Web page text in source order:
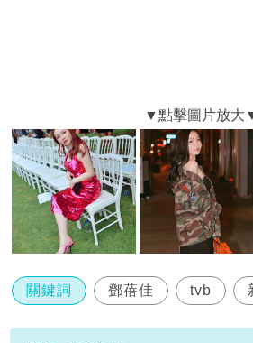
關鍵詞 鄧蓓佳 tvb